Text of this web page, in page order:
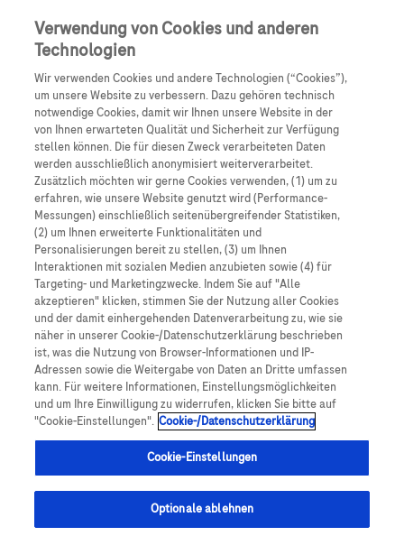
Anmelden
DLBCL
DLBCL
Diffuses großzelliges B-Zell-Lymphom
Verwendung von Cookies und anderen
Technologien
Wir verwenden Cookies und andere Technologien (“Cookies”),
um unsere Website zu verbessern. Dazu gehören technisch
notwendige Cookies, damit wir Ihnen unsere Website in der
von Ihnen erwarteten Qualität und Sicherheit zur Verfügung
stellen können. Die für diesen Zweck verarbeiteten Daten
werden ausschließlich anonymisiert weiterverarbeitet.
Zusätzlich möchten wir gerne Cookies verwenden, (1) um zu
erfahren, wie unsere Website genutzt wird (Performance-
Messungen) einschließlich seitenübergreifender Statistiken,
(2) um Ihnen erweiterte Funktionalitäten und
Personalisierungen bereit zu stellen, (3) um Ihnen
Interaktionen mit sozialen Medien anzubieten sowie (4) für
Targeting- und Marketingzwecke. Indem Sie auf "Alle
akzeptieren" klicken, stimmen Sie der Nutzung aller Cookies
und der damit einhergehenden Datenverarbeitung zu, wie sie
näher in unserer Cookie-/Datenschutzerklärung beschrieben
ist, was die Nutzung von Browser-Informationen und IP-
Adressen sowie die Weitergabe von Daten an Dritte umfassen
kann. Für weitere Informationen, Einstellungsmöglichkeiten
und um Ihre Einwilligung zu widerrufen, klicken Sie bitte auf
"Cookie-Einstellungen". Cookie-/Datenschutzerklärung
Cookie-Einstellungen
Optionale ablehnen